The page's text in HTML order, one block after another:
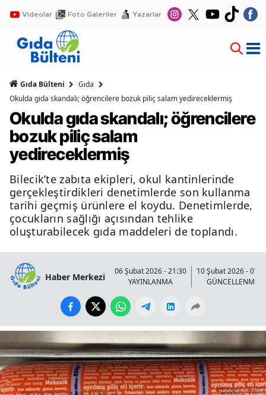
Videolar Foto Galeriler Yazarlar
Gıda Bülteni
Gıda
Okulda gıda skandalı; öğrencilere bozuk piliç salam yedireceklermiş
Okulda gıda skandalı; öğrencilere
bozuk piliç salam
yedireceklermiş
Bilecik’te zabıta ekipleri, okul kantinlerinde
gerçekleştirdikleri denetimlerde son kullanma
tarihi geçmiş ürünlere el koydu. Denetimlerde,
çocukların sağlığı açısından tehlike
oluşturabilecek gıda maddeleri de toplandı.
Haber Merkezi
06 Şubat 2026 - 21:30
YAYINLANMA
10 Şubat 2026 -
GÜNCELLENME